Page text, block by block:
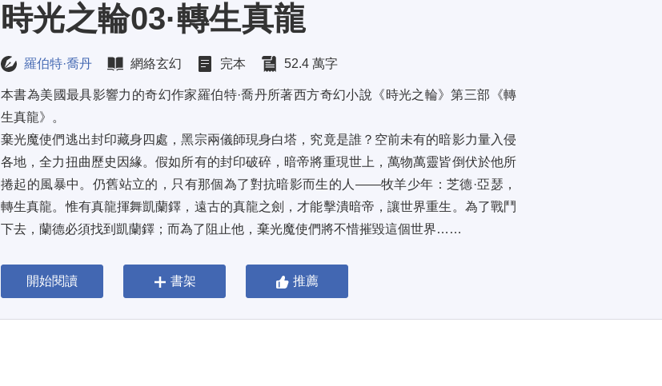
時光之輪03·轉生真龍
羅伯特·喬丹 網絡玄幻 完本 52.4 萬字
本書為美國最具影響力的奇幻作家羅伯特·喬丹所著西方奇幻小說《時光之輪》第三部《轉
生真龍》。
棄光魔使們逃出封印藏身四處，黑宗兩儀師現身白塔，究竟是誰？空前未有的暗影力量入侵
各地，全力扭曲歷史因緣。假如所有的封印破碎，暗帝將重現世上，萬物萬靈皆倒伏於他所
捲起的風暴中。仍舊站立的，只有那個為了對抗暗影而生的人——牧羊少年：芝德·亞瑟，
轉生真龍。惟有真龍揮舞凱蘭鐸，遠古的真龍之劍，才能擊潰暗帝，讓世界重生。為了戰鬥
下去，蘭德必須找到凱蘭鐸；而為了阻止他，棄光魔使們將不惜摧毀這個世界……
開始閱讀 書架 推薦